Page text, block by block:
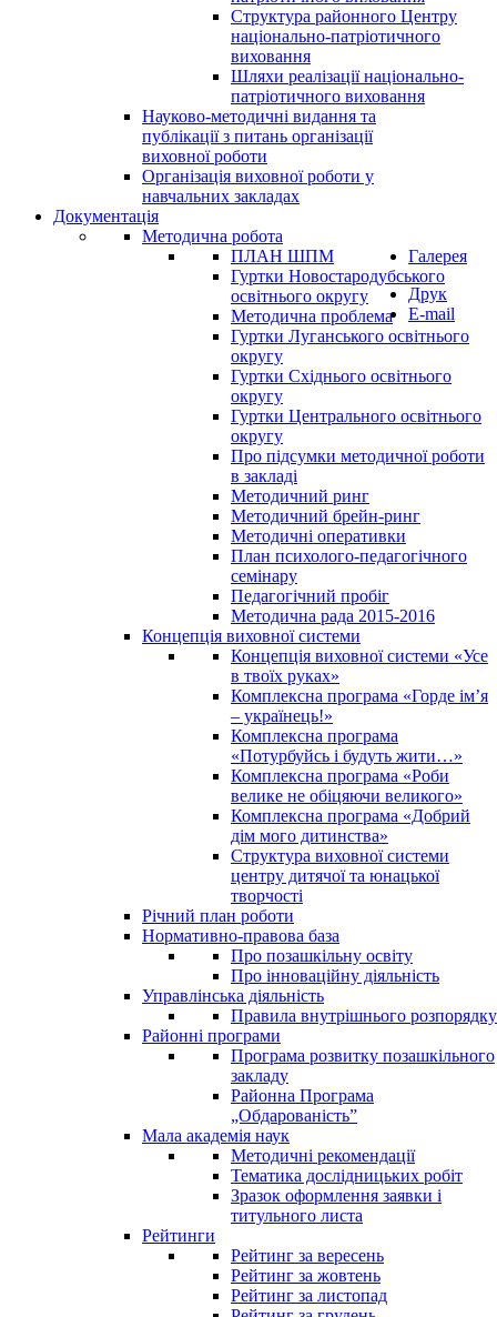
Структура районного Центру
національно-патріотичного
виховання
Шляхи реалізації національно-
патріотичного виховання
Науково-методичні видання та
публікації з питань організації
виховної роботи
Організація виховної роботи у
навчальних закладах
Документація
Методична робота
ПЛАН ШПМ
Гуртки Новостародубського
освітнього округу
Методична проблема
Гуртки Луганського освітнього
округу
Гуртки Східнього освітнього
округу
Гуртки Центрального освітнього
округу
Про підсумки методичної роботи
в закладі
Методичний ринг
Методичний брейн-ринг
Методичні оперативки
План психолого-педагогічного
семінару
Педагогічний пробіг
Методична рада 2015-2016
Концепція виховної системи
Концепція виховної системи «Усе
в твоїх руках»
Комплексна програма «Горде ім’я
– українець!»
Комплексна програма
«Потурбуйсь і будуть жити…»
Комплексна програма «Роби
велике не обіцяючи великого»
Комплексна програма «Добрий
дім мого дитинства»
Структура виховної системи
центру дитячої та юнацької
творчості
Річний план роботи
Нормативно-правова база
Про позашкільну освіту
Про інноваційну діяльність
Управлінська діяльність
Правила внутрішнього розпорядку
Районні програми
Програма розвитку позашкільного
закладу
Районна Програма
„Обдарованість”
Мала академія наук
Методичні рекомендації
Тематика дослідницьких робіт
Зразок оформлення заявки і
титульного листа
Рейтинги
Рейтинг за вересень
Рейтинг за жовтень
Рейтинг за листопад
Галерея
Друк
E-mail